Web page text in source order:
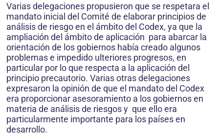
Varias delegaciones propusieron que se respetara el
mandato inicial del Comité de elaborar principios de
análisis de riesgo en el ámbito del Codex, ya que la
ampliación del ámbito de aplicación para abarcar la
orientación de los gobiernos había creado algunos
problemas e impedido ulteriores progresos, en
particular por lo que respecta a la aplicación del
principio precautorio. Varias otras delegaciones
expresaron la opinión de que el mandato del Codex
era proporcionar asesoramiento a los gobiernos en
materia de análisis de riesgos y que ello era
particularmente importante para los países en
desarrollo.